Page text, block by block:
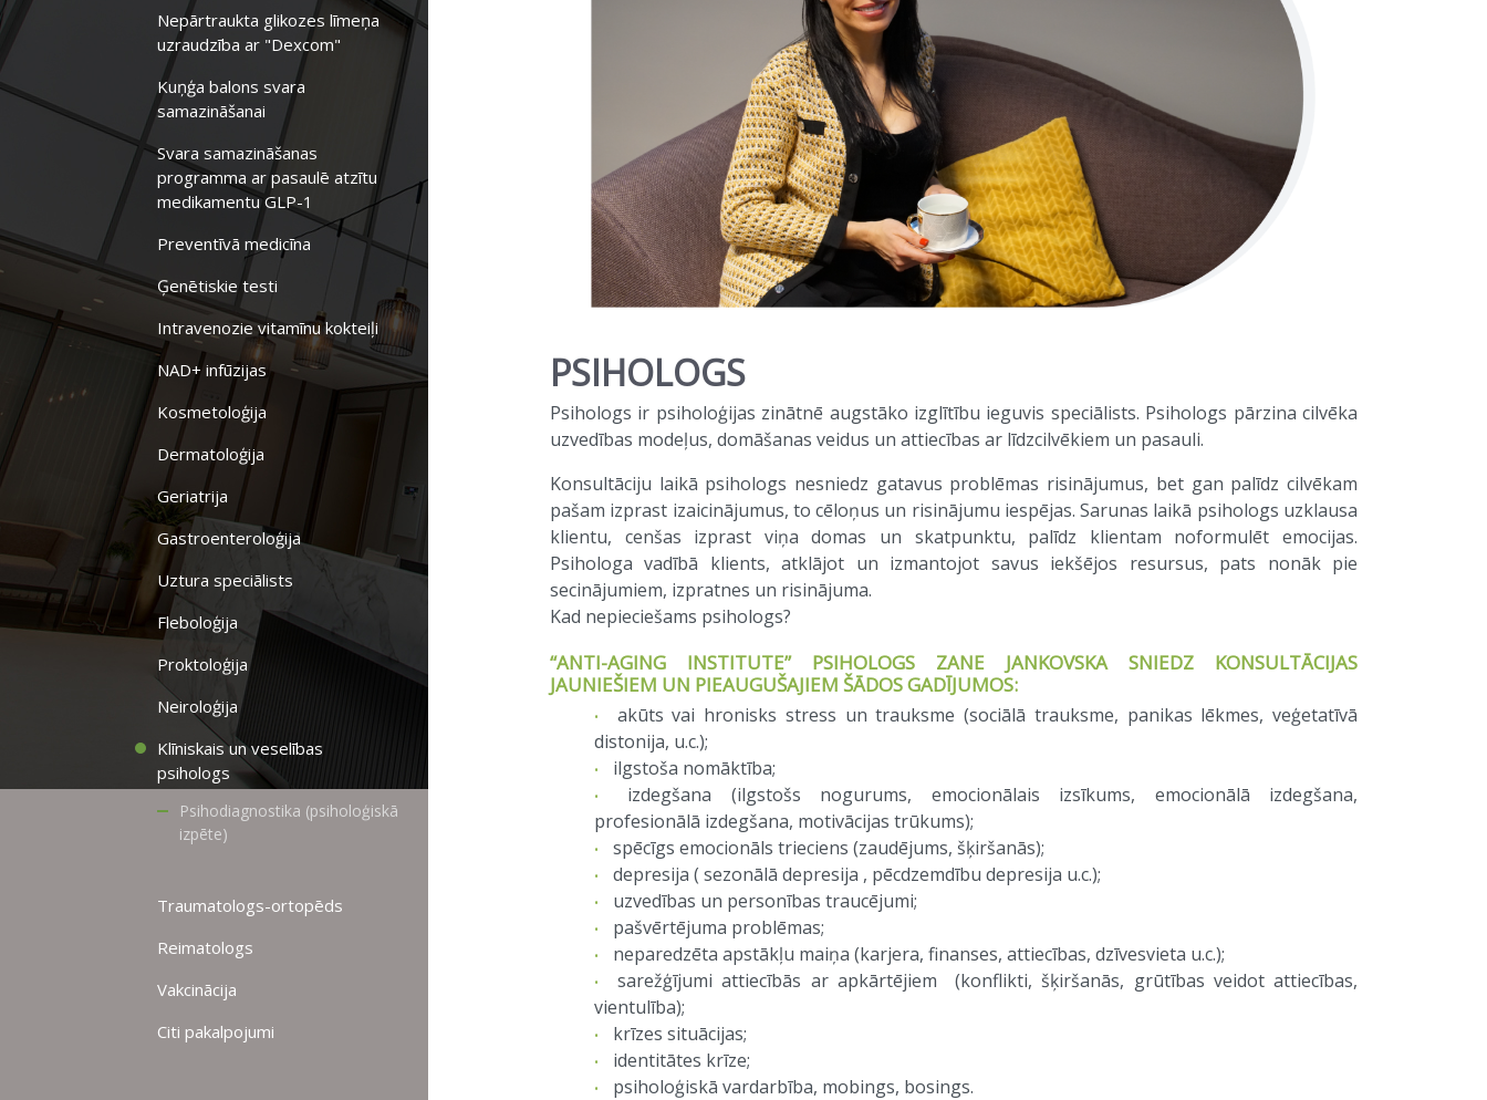
Nepārtraukta glikozes līmeņa
uzraudzība ar "Dexcom"
Kuņģa balons svara
samazināšanai
Svara samazināšanas
programma ar pasaulē atzītu
medikamentu GLP-1
Preventīvā medicīna
Ģenētiskie testi
Intravenozie vitamīnu kokteiļi
NAD+ infūzijas
Kosmetoloģija
Dermatoloģija
Geriatrija
Gastroenteroloģija
Uztura speciālists
Fleboloģija
Proktoloģija
Neiroloģija
Klīniskais un veselības
psihologs
Psihodiagnostika (psiholoģiskā
izpēte)
Traumatologs-ortopēds
Reimatologs
Vakcinācija
Citi pakalpojumi
PSIHOLOGS
Psihologs ir psiholoģijas zinātnē augstāko izglītību ieguvis speciālists. Psihologs pārzina cilvēka
uzvedības modeļus, domāšanas veidus un attiecības ar līdzcilvēkiem un pasauli.
Konsultāciju laikā psihologs nesniedz gatavus problēmas risinājumus, bet gan palīdz cilvēkam
pašam izprast izaicinājumus, to cēloņus un risinājumu iespējas. Sarunas laikā psihologs uzklausa
klientu, cenšas izprast viņa domas un skatpunktu, palīdz klientam noformulēt emocijas.
Psihologa vadībā klients, atklājot un izmantojot savus iekšējos resursus, pats nonāk pie
secinājumiem, izpratnes un risinājuma.
Kad nepieciešams psihologs?
“ANTI-AGING INSTITUTE” PSIHOLOGS ZANE JANKOVSKA SNIEDZ KONSULTĀCIJAS
JAUNIEŠIEM UN PIEAUGUŠAJIEM ŠĀDOS GADĪJUMOS:
akūts vai hronisks stress un trauksme (sociālā trauksme, panikas lēkmes, veģetatīvā
distonija, u.c.);
ilgstoša nomāktība;
izdegšana (ilgstošs nogurums, emocionālais izsīkums, emocionālā izdegšana,
profesionālā izdegšana, motivācijas trūkums);
spēcīgs emocionāls trieciens (zaudējums, šķiršanās);
depresija ( sezonālā depresija , pēcdzemdību depresija u.c.);
uzvedības un personības traucējumi;
pašvērtējuma problēmas;
neparedzēta apstākļu maiņa (karjera, finanses, attiecības, dzīvesvieta u.c.);
sarežģījumi attiecībās ar apkārtējiem (konflikti, šķiršanās, grūtības veidot attiecības,
vientulība);
krīzes situācijas;
identitātes krīze;
psiholoģiskā vardarbība, mobings, bosings.